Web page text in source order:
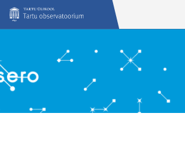
Liigu edasi põhisisu juurde